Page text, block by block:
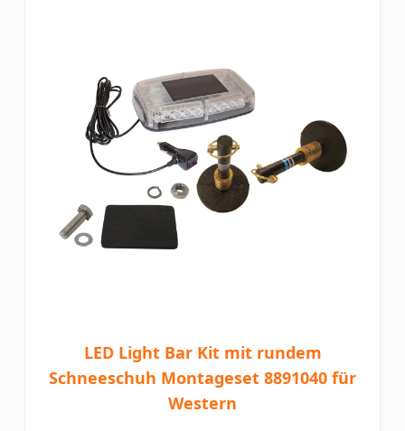
LED Light Bar Kit mit rundem
Schneeschuh Montageset 8891040 für
Western